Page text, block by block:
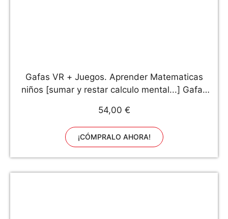
Gafas VR + Juegos. Aprender Matematicas
niños [sumar y restar calculo mental...] Gafas
Comunion - Navidad. Regalos para niños y
niñas 5 6 7...12 años.
54,00 €
¡CÓMPRALO AHORA!